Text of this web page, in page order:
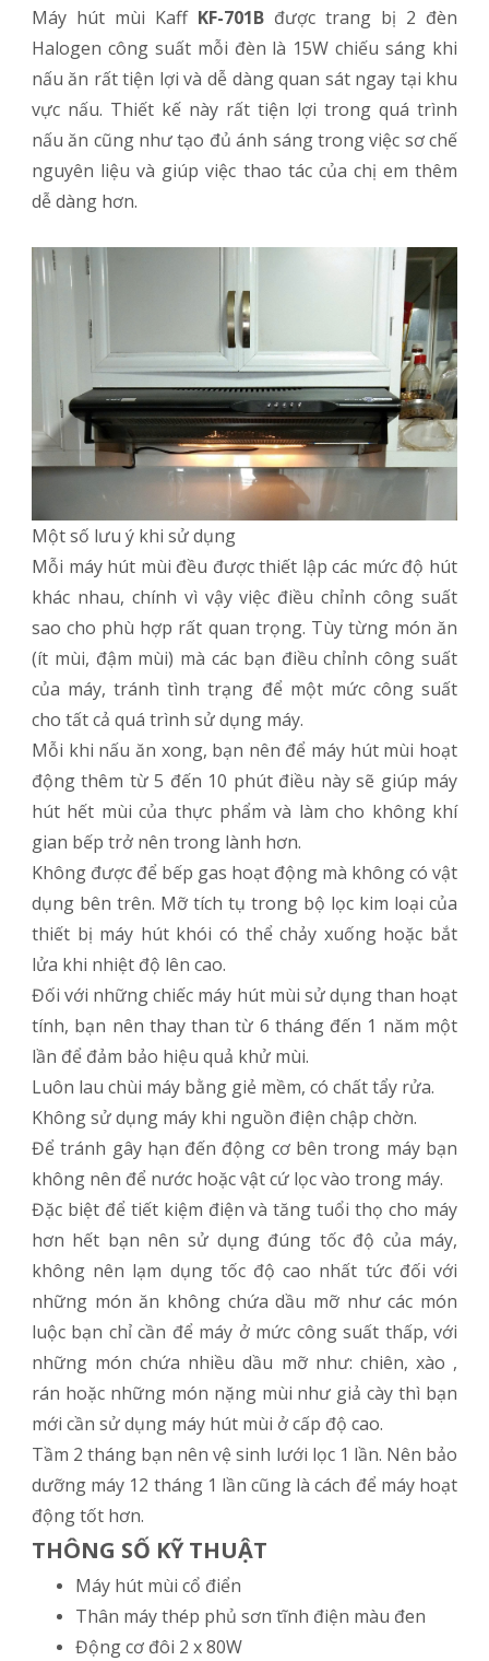
Máy hút mùi KaffKF-701B được trang bị 2 đèn
Halogen công suất mỗi đèn là 15W chiếu sáng khi
nấu ăn rất tiện lợi và dễ dàng quan sát ngay tại khu
vực nấu. Thiết kế này rất tiện lợi trong quá trình
nấu ăn cũng như tạo đủ ánh sáng trong việc sơ chế
nguyên liệu và giúp việc thao tác của chị em thêm
dễ dàng hơn.
Một số lưu ý khi sử dụng
Mỗi máy hút mùi đều được thiết lập các mức độ hút
khác nhau, chính vì vậy việc điều chỉnh công suất
sao cho phù hợp rất quan trọng. Tùy từng món ăn
(ít mùi, đậm mùi) mà các bạn điều chỉnh công suất
của máy, tránh tình trạng để một mức công suất
cho tất cả quá trình sử dụng máy.
Mỗi khi nấu ăn xong, bạn nên để máy hút mùi hoạt
động thêm từ 5 đến 10 phút điều này sẽ giúp máy
hút hết mùi của thực phẩm và làm cho không khí
gian bếp trở nên trong lành hơn.
Không được để bếp gas hoạt động mà không có vật
dụng bên trên. Mỡ tích tụ trong bộ lọc kim loại của
thiết bị máy hút khói có thể chảy xuống hoặc bắt
lửa khi nhiệt độ lên cao.
Đối với những chiếc máy hút mùi sử dụng than hoạt
tính, bạn nên thay than từ 6 tháng đến 1 năm một
lần để đảm bảo hiệu quả khử mùi.
Luôn lau chùi máy bằng giẻ mềm, có chất tẩy rửa.
Không sử dụng máy khi nguồn điện chập chờn.
Để tránh gây hạn đến động cơ bên trong máy bạn
không nên để nước hoặc vật cứ lọc vào trong máy.
Đặc biệt để tiết kiệm điện và tăng tuổi thọ cho máy
hơn hết bạn nên sử dụng đúng tốc độ của máy,
không nên lạm dụng tốc độ cao nhất tức đối với
những món ăn không chứa dầu mỡ như các món
luộc bạn chỉ cần để máy ở mức công suất thấp, với
những món chứa nhiều dầu mỡ như: chiên, xào ,
rán hoặc những món nặng mùi như giả cày thì bạn
mới cần sử dụng máy hút mùi ở cấp độ cao.
Tầm 2 tháng bạn nên vệ sinh lưới lọc 1 lần. Nên bảo
dưỡng máy 12 tháng 1 lần cũng là cách để máy hoạt
động tốt hơn.
THÔNG SỐ KỸ THUẬT
Máy hút mùi cổ điển
Thân máy thép phủ sơn tĩnh điện màu đen
Động cơ đôi 2 x 80W